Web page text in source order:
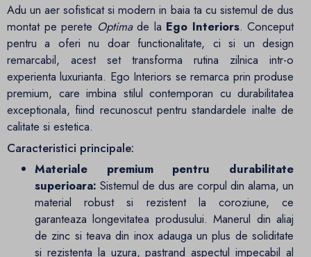
Adu un aer sofisticat si modern in baia ta cu sistemul de dus
montat pe perete Optimade la Ego Interiors. Conceput
pentru a oferi nu doar functionalitate, ci si un design
remarcabil, acest set transforma rutina zilnica intr-o
experienta luxurianta. Ego Interiors se remarca prin produse
premium, care imbina stilul contemporan cu durabilitatea
exceptionala, fiind recunoscut pentru standardele inalte de
calitate si estetica.
Caracteristici principale:
Materiale premium pentru durabilitate
superioara: Sistemul de dus are corpul din alama, un
material robust si rezistent la coroziune, ce
garanteaza longevitatea produsului. Manerul din aliaj
de zinc si teava din inox adauga un plus de soliditate
si rezistenta la uzura, pastrand aspectul impecabil al